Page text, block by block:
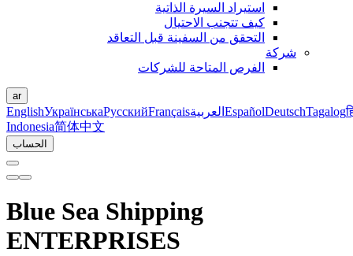
استيراد السيرة الذاتية
كيف تتجنب الاحتيال
التحقق من السفينة قبل التعاقد
شركة
الفرص المتاحة للشركات
ar
EnglishУкраїнськаРусскийFrançaisالعربية EspañolDeutschTagalog
Indonesia简体中文
الحساب
Blue Sea Shipping
ENTERPRISES